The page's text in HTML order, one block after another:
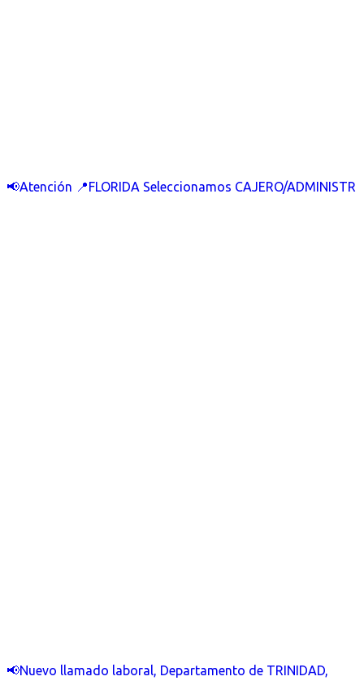
📢Atención 📍FLORIDA Seleccionamos CAJERO/ADMINISTR
📢Nuevo llamado laboral, Departamento de TRINIDAD,